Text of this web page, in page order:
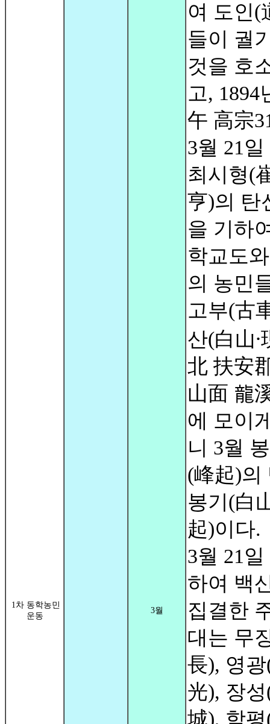
1차 동학농민
운동
3월
여 도인(
들이 궐
것을 호
고, 1894
午 高宗
3월 21
최시형(
亨)의 탄
을 기하
학교도
의 농민
고부(古
산(白山⸱
北 扶安
山面 龍
에 모이
니 3월
(峰起)의
봉기(白
起)이다.
3월 21
하여 백
집결한
대는 무
長), 영
光), 장
城), 함